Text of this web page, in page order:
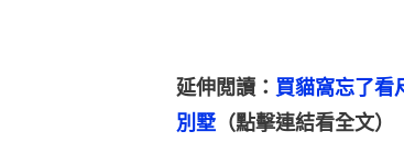
延伸閲讀： 買貓窩忘了看
別墅 （點擊連結看全文）